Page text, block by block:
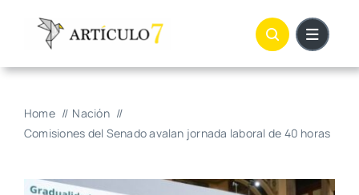
Home
Nación
Comisiones del Senado avalan jornada laboral de 40 horas